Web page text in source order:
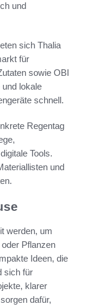
und
sich Thalia
für
sowie OBI
lokale
schnell.
Regentag
Tools.
und
werden, um
Pflanzen
Ideen, die
sich für
klarer
dafür,